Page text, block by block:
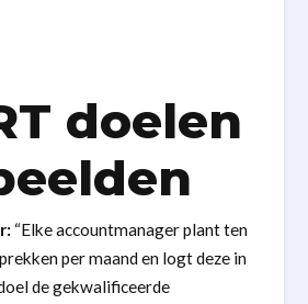
doelen
“Elke accountmanager plant ten
per maand en logt deze in
de gekwalificeerde